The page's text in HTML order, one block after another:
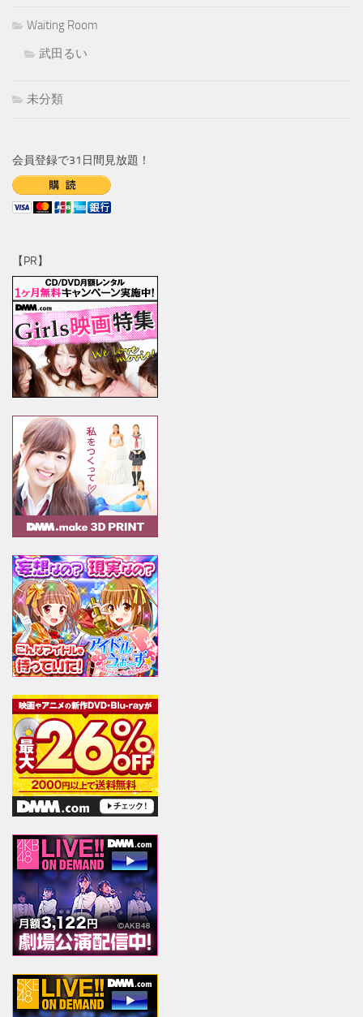
Waiting Room
武田るい
未分類
会員登録で31日間見放題！
【PR】